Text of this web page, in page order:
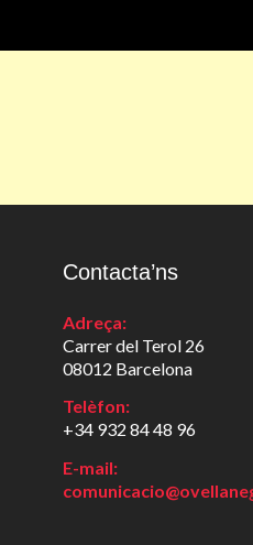
Contacta’ns
Adreça:
Carrer del Terol 26
08012 Barcelona
Telèfon:
+34 932 84 48 96
E-mail: